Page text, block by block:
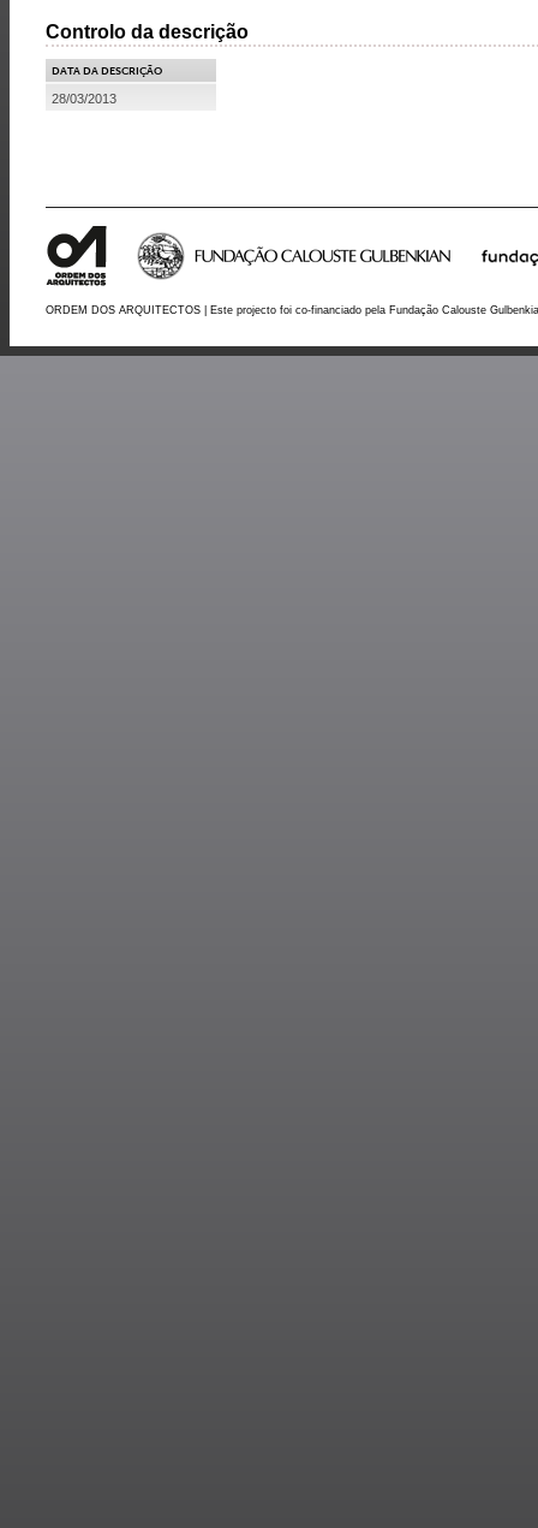
Controlo da descrição
DATA DA DESCRIÇÃO
28/03/2013
ORDEM DOS ARQUITECTOS | Este projecto foi co-financiado pela Fundação Calouste